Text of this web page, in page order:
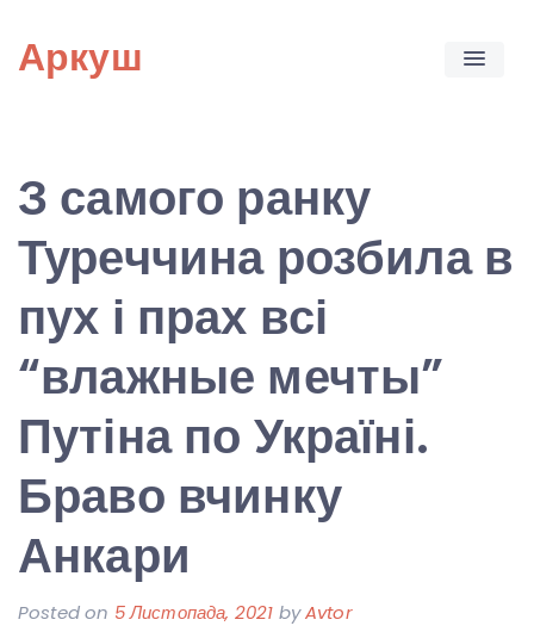
content
Аркуш
З самого ранку
Туреччина розбила в
пух і прах всі
“влажные мечты”
Путіна по Україні.
Браво вчинку
Анкари
Posted on 5 Листопада, 2021 byAvtor